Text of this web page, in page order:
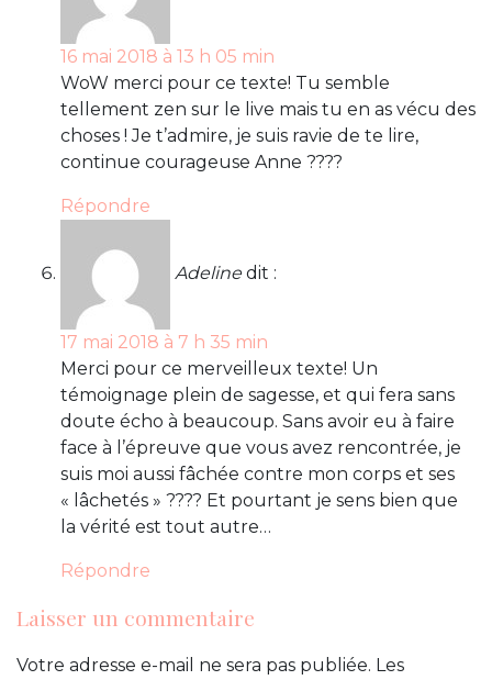
16 mai 2018 à 13 h 05 min
WoW merci pour ce texte! Tu semble
tellement zen sur le live mais tu en as vécu des
choses ! Je t’admire, je suis ravie de te lire,
continue courageuse Anne ????
Répondre
Adeline dit :
17 mai 2018 à 7 h 35 min
Merci pour ce merveilleux texte! Un
témoignage plein de sagesse, et qui fera sans
doute écho à beaucoup. Sans avoir eu à faire
face à l’épreuve que vous avez rencontrée, je
suis moi aussi fâchée contre mon corps et ses
« lâchetés » ???? Et pourtant je sens bien que
la vérité est tout autre…
Répondre
Laisser un commentaire
Votre adresse e-mail ne sera pas publiée. Les